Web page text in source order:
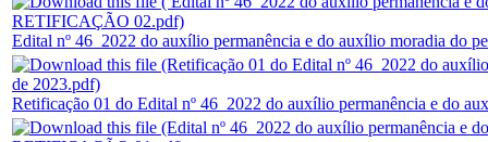
Edital nº 46_2022 do auxílio permanência e do auxílio moradia do
Retificação 01 do Edital nº 46_2022 do auxílio permanência e do